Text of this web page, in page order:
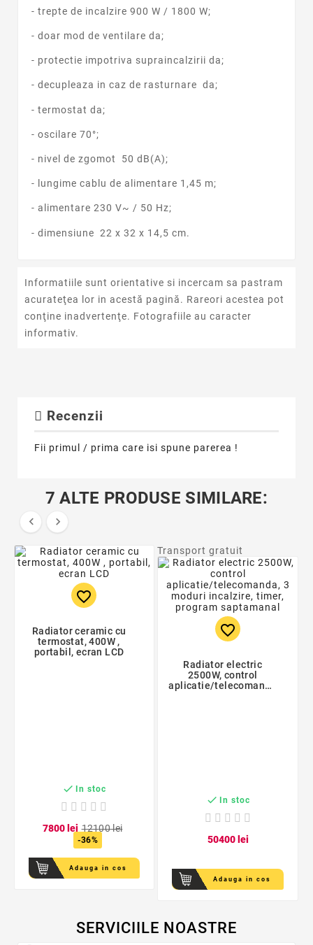
- trepte de incalzire 900 W / 1800 W;
- doar mod de ventilare da;
- protectie impotriva supraincalzirii da;
- decupleaza in caz de rasturnare da;
- termostat da;
- oscilare 70°;
- nivel de zgomot 50 dB(A);
- lungime cablu de alimentare 1,45 m;
- alimentare 230 V~ / 50 Hz;
- dimensiune 22 x 32 x 14,5 cm.
Informatiile sunt orientative si incercam sa pastram
acurateţea lor in acestă pagină. Rareori acestea pot
conţine inadvertenţe. Fotografiile au caracter
informativ.
Recenzii
Fii primul / prima care isi spune parerea !
7 ALTE PRODUSE SIMILARE:
 
favorite_border
Radiator ceramic cu
termostat, 400W ,
portabil, ecran LCD
 In stoc
7800lei 12100lei
-36%
Adauga in cos
Transport gratuit
favorite_border
Radiator electric
2500W, control
aplicatie/telecomanda,
 In stoc
50400lei
Adauga in cos
SERVICIILE NOASTRE